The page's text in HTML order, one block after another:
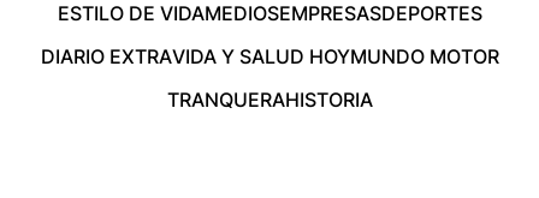
ESTILO DE VIDAMEDIOSEMPRESASDEPORTES
DIARIO EXTRAVIDA Y SALUD HOYMUNDO MOTOR
TRANQUERAHISTORIA